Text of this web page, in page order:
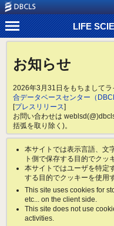
LIFE
お知らせ
2026年3月31日をもちまして
合データベースセンター（
[プレスリリース]
お問い合わせは
括弧を取り除く)。
本サイトでは表示言語、文
ト側で保存する目的でクッ
本サイトではユーザを特定
する目的でクッキーを使用
This site uses cookies for
etc... on the client side.
This site does not use
activities.